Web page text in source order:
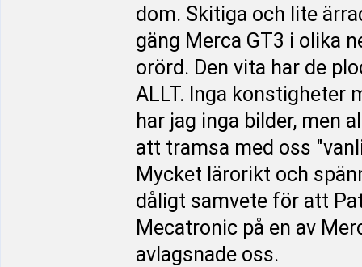
dom. Skitiga och lite
gäng Merca GT3 i olika
orörd. Den vita har de
ALLT. Inga konstigheter
har jag inga bilder, men
att tramsa med oss
Mycket lärorikt och
dåligt samvete för att
Mecatronic på en av
avlagsnade oss.